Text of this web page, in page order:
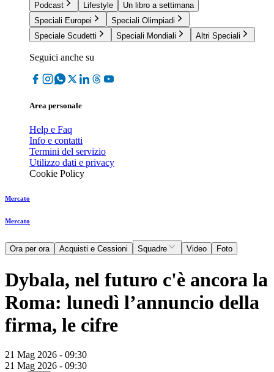
Podcast
Lifestyle
Un libro a settimana
Speciali Europei
Speciali Olimpiadi
Speciale Scudetti
Speciali Mondiali Altri Speciali
Seguici anche su
Area personale
Help e Faq
Info e contatti
Termini del servizio
Utilizzo dati e privacy
Cookie Policy
Mercato
Mercato
Ora per ora Acquisti e Cessioni Squadre Video Foto
Dybala, nel futuro c'è ancora la
Roma: lunedì l’annuncio della
firma, le cifre
21 Mag 2026 - 09:30
21 Mag 2026 - 09:30